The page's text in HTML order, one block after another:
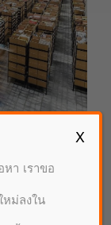
ไทย
า เราขอ
หม่ลงใน
X